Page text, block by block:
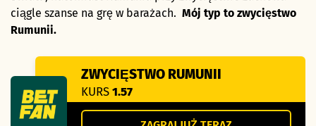
ciągle szanse na grę w barażach. Mój typ to zwycięstwo
Rumunii.
ZWYCIĘSTWO RUMUNII
KURS 1.57